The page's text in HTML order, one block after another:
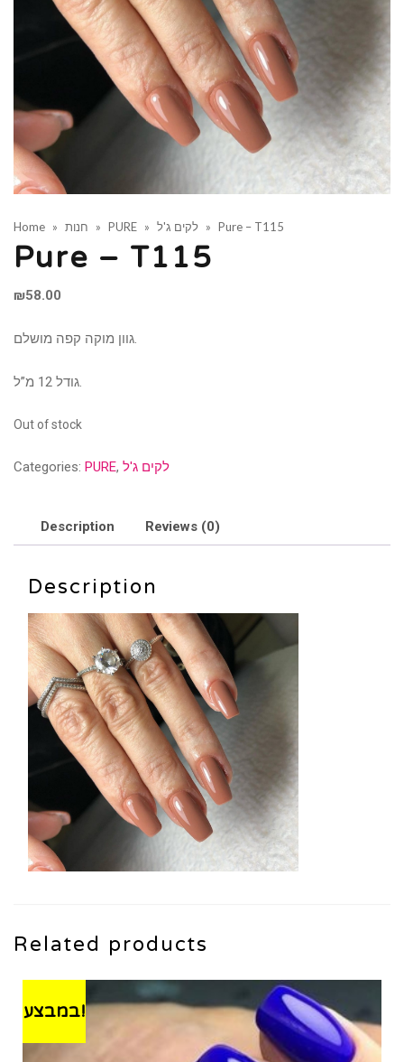
Home » חנות » PURE » לקים ג'ל » Pure – T115
Pure – T115
₪58.00
גוון מוקה קפה מושלם.
גודל 12 מ”ל.
Out of stock
Categories: PURE, לקים ג'ל
Description Reviews (0)
Description
Related products
במבצע!